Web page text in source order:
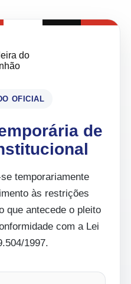
OFICIAL
de
temporariamente
às restrições
que antecede o pleito
com a Lei
1997.